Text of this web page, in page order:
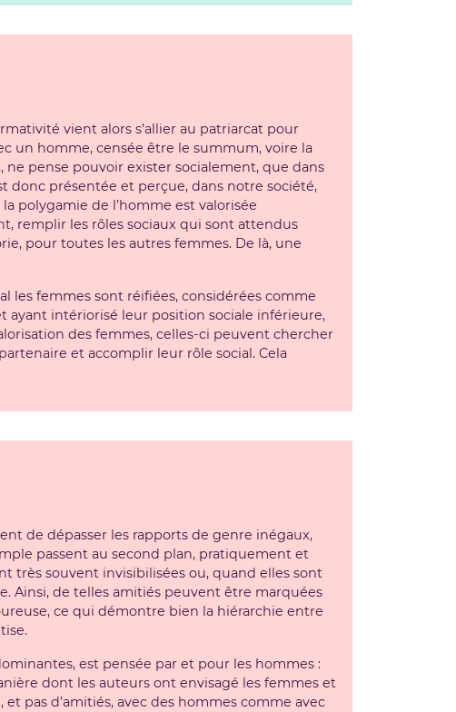
vient alors s’allier au patriarcat pour
un homme, censée être le summum, voire la
pense pouvoir exister socialement, que dans
donc présentée et perçue, dans notre société,
polygamie de l’homme est valorisée
remplir les rôles sociaux qui sont attendus
pour toutes les autres femmes. De là, une
les femmes sont réifiées, considérées comme
ayant intériorisé leur position sociale inférieure,
des femmes, celles-ci peuvent chercher
et accomplir leur rôle social. Cela
de dépasser les rapports de genre inégaux,
passent au second plan, pratiquement et
très souvent invisibilisées ou, quand elles sont
Ainsi, de telles amitiés peuvent être marquées
ce qui démontre bien la hiérarchie entre
est pensée par et pour les hommes :
dont les auteurs ont envisagé les femmes et
pas d’amitiés, avec des hommes comme avec